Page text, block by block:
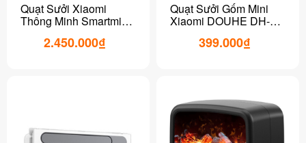
Quạt Sưởi Xiaomi
Thông Minh Smartmi
2.450.000₫
Quạt Sưởi Gốm Mini
Xiaomi DOUHE DH-
399.000₫